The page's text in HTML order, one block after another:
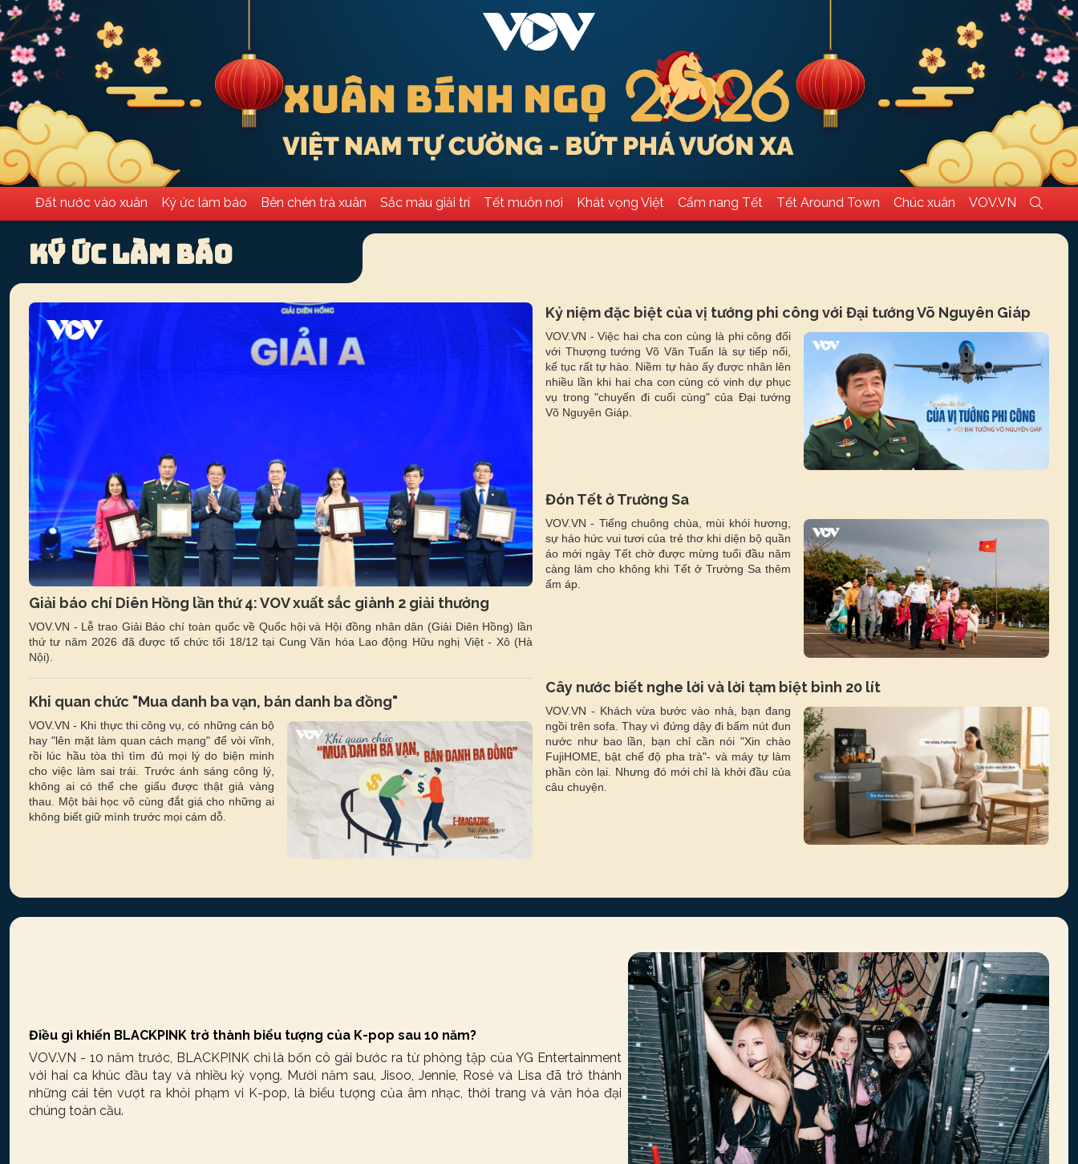
Đất nước vào xuân Ký ức làm báo Bên chén trà xuân Sắc màu giải trí Tết muôn nơi Khát vọng Việt Cẩm nang Tết Tết Around Town Chúc xuân VOV.VN
Ký ức làm báo
Giải báo chí Diên Hồng lần thứ 4: VOV xuất sắc giành 2 giải thưởng
VOV.VN - Lễ trao Giải Báo chí toàn quốc về Quốc hội và Hội đồng nhân dân (Giải Diên Hồng) lần
thứ tư năm 2026 đã được tổ chức tối 18/12 tại Cung Văn hóa Lao động Hữu nghị Việt - Xô (Hà
Nội).
Khi quan chức "Mua danh ba vạn, bán danh ba đồng"
VOV.VN - Khi thực thi công vụ, có những cán bộ
hay "lên mặt làm quan cách mạng" để vòi vĩnh,
rồi lúc hầu tòa thì tìm đủ mọi lý do biện minh
cho việc làm sai trái. Trước ánh sáng công lý,
không ai có thể che giấu được thật giả vàng
thau. Một bài học vô cùng đắt giá cho những ai
không biết giữ mình trước mọi cám dỗ.
Kỷ niệm đặc biệt của vị tướng phi công với Đại tướng Võ Nguyên Giáp
VOV.VN - Việc hai cha con cùng là phi công đối
với Thượng tướng Võ Văn Tuấn là sự tiếp nối,
kế tục rất tự hào. Niềm tự hào ấy được nhân lên
nhiều lần khi hai cha con cùng có vinh dự phục
vụ trong "chuyến đi cuối cùng" của Đại tướng
Võ Nguyên Giáp.
Đón Tết ở Trường Sa
VOV.VN - Tiếng chuông chùa, mùi khói hương,
sự háo hức vui tươi của trẻ thơ khi diện bộ quần
áo mới ngày Tết chờ được mừng tuổi đầu năm
càng làm cho không khi Tết ở Trường Sa thêm
ấm áp.
Cây nước biết nghe lời và lời tạm biệt bình 20 lít
VOV.VN - Khách vừa bước vào nhà, bạn đang
ngồi trên sofa. Thay vì đứng dậy đi bấm nút đun
nước như bao lần, bạn chỉ cần nói "Xin chào
FujiHOME, bật chế độ pha trà"- và máy tự làm
phần còn lại. Nhưng đó mới chỉ là khởi đầu của
câu chuyện.
Điều gì khiến BLACKPINK trở thành biểu tượng của K-pop sau 10 năm?
VOV.VN - 10 năm trước, BLACKPINK chỉ là bốn cô gái bước ra từ phòng tập của YG Entertainment
với hai ca khúc đầu tay và nhiều kỳ vọng. Mười năm sau, Jisoo, Jennie, Rosé và Lisa đã trở thành
những cái tên vượt ra khỏi phạm vi K-pop, là biểu tượng của âm nhạc, thời trang và văn hóa đại
chúng toàn cầu.